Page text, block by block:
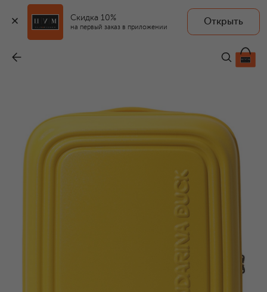
Скидка 10%
на первый заказ в приложении
Открыть
MANDARINA DUCK
53 990 ₽